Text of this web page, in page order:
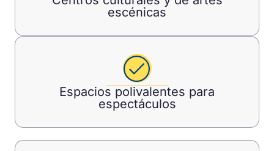
escénicas
Espacios polivalentes para
espectáculos